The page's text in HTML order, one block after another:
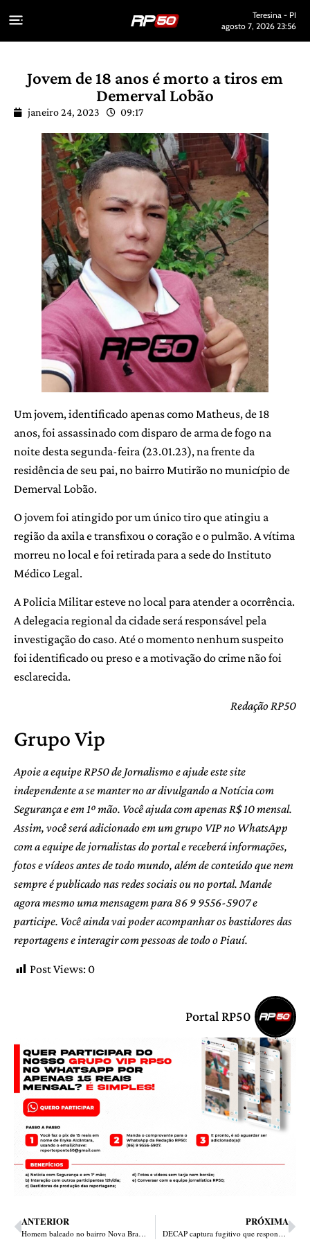
Teresina - PI
agosto 7, 2026 23:56
Jovem de 18 anos é morto a tiros em
Demerval Lobão
janeiro 24, 2023 09:17
Um jovem, identificado apenas como Matheus, de 18
anos, foi assassinado com disparo de arma de fogo na
noite desta segunda-feira (23.01.23), na frente da
residência de seu pai, no bairro Mutirão no município de
Demerval Lobão.
O jovem foi atingido por um único tiro que atingiu a
região da axila e transfixou o coração e o pulmão. A vítima
morreu no local e foi retirada para a sede do Instituto
Médico Legal.
A Policia Militar esteve no local para atender a ocorrência.
A delegacia regional da cidade será responsável pela
investigação do caso. Até o momento nenhum suspeito
foi identificado ou preso e a motivação do crime não foi
esclarecida.
Redação RP50
Grupo Vip
Apoie a equipe RP50 de Jornalismo e ajude este site
independente a se manter no ar divulgando a Notícia com
Segurança e em 1º mão. Você ajuda com apenas R$ 10 mensal.
Assim, você será adicionado em um grupo VIP no WhatsApp
com a equipe de jornalistas do portal e receberá informações,
fotos e vídeos antes de todo mundo, além de conteúdo que nem
sempre é publicado nas redes sociais ou no portal. Mande
agora mesmo uma mensagem para 86 9 9556-5907 e
participe. Você ainda vai poder acompanhar os bastidores das
reportagens e interagir com pessoas de todo o Piauí.
Post Views: 0
Portal RP50
ANTERIOR
Homem baleado no bairro Nova Brasília morre após dois dias no hospital
PRÓXIMA
DECAP captura fugitivo que responde por mais de 4 crimes